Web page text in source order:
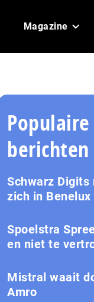
Magazine
Populaire
berichten
Schwarz Digits
zich in Benelux
Spoelstra
en niet te
Mistral waait
Amro